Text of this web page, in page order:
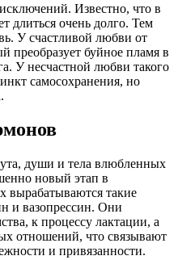
Известно, что в
длиться очень долго. Тем
У счастливой любви от
преобразует буйное пламя в
У несчастной любви такого
самосохранения, но
души и тела влюбленных
новый этап в
вырабатываются такие
и вазопрессин. Они
к процессу лактации, а
отношений, что связывают
и привязанности.